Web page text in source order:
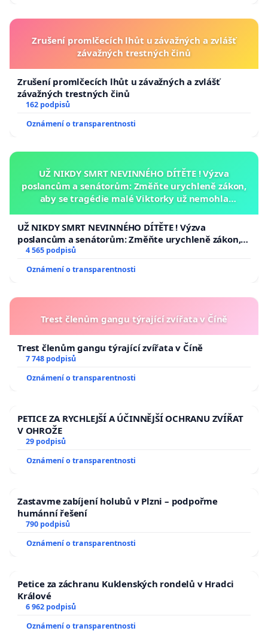
Zrušení promlčecích lhůt u závažných a zvlášť
závažných trestných činů
Zrušení promlčecích lhůt u závažných a zvlášť
závažných trestných činů
162 podpisů
Oznámení o transparentnosti
UŽ NIKDY SMRT NEVINNÉHO DÍTĚTE ! Výzva
poslancům a senátorům: Změňte urychleně zákon,
aby se tragédie malé Viktorky už nemohla
UŽ NIKDY SMRT NEVINNÉHO DÍTĚTE ! Výzva
poslancům a senátorům: Změňte urychleně zákon,
aby se tragédie malé Viktorky už nemohla opakovat!
4 565 podpisů
Oznámení o transparentnosti
Trest členům gangu týrající zvířata v Číně
Trest členům gangu týrající zvířata v Číně
7 748 podpisů
Oznámení o transparentnosti
PETICE ZA RYCHLEJŠÍ A ÚČINNĚJŠÍ OCHRANU ZVÍŘAT
V OHROŽE
29 podpisů
Oznámení o transparentnosti
Zastavme zabíjení holubů v Plzni – podpořme
humánní řešení
790 podpisů
Oznámení o transparentnosti
Petice za záchranu Kuklenských rondelů v Hradci
Králové
6 962 podpisů
Oznámení o transparentnosti